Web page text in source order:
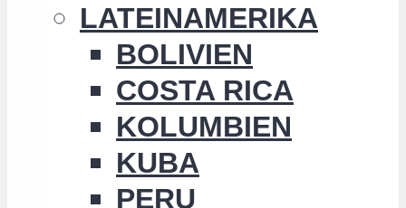
LATEINAMERIKA
BOLIVIEN
COSTA RICA
KOLUMBIEN
KUBA
PERU